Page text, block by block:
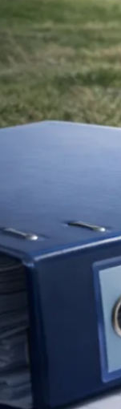
Wissen
News
Team
Karriere
Leitbild
Kontakt
Offerte anfordern